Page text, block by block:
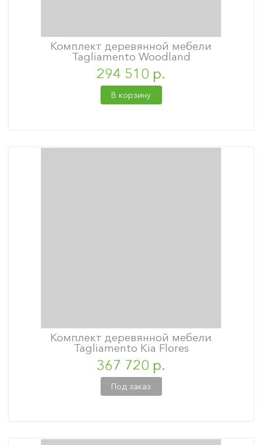
Комплект деревянной мебели
Tagliamento Woodland
294 510 р.
В корзину
Комплект деревянной мебели
Tagliamento Kia Flores
367 720 р.
Под заказ